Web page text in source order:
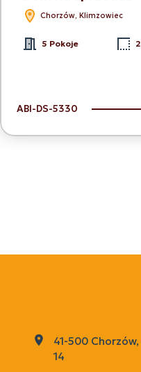
Chorzów, Klimzowiec
5 Pokoje
ABI-DS-5330
41-500
14